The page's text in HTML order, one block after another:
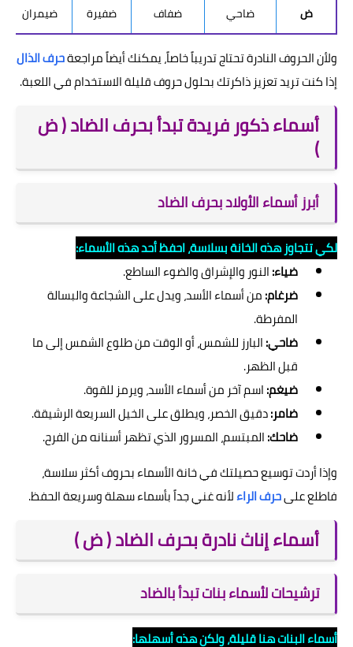
ض
ضاحي ضفاف ضفيرة ضيمران
ولأن الحروف النادرة تحتاج تدريباً خاصاً، يمكنك أيضاً مراجعةحرف الذال
إذا كنت تريد تعزيز ذاكرتك بحلول حروف قليلة الاستخدام في اللعبة.
أسماء ذكور فريدة تبدأ بحرف الضاد ( ض
)
أبرز أسماء الأولاد بحرف الضاد
لكي تتجاوز هذه الخانة بسلاسة، احفظ أحد هذه الأسماء:
ضياء:النور والإشراق والضوء الساطع.
ضرغام:من أسماء الأسد، ويدل على الشجاعة والبسالة
المفرطة.
ضاحي:البارز للشمس، أو الوقت من طلوع الشمس إلى ما
قبل الظهر.
ضيغم:اسم آخر من أسماء الأسد، ويرمز للقوة.
ضامر:دقيق الخصر، ويطلق على الخيل السريعة الرشيقة.
ضاحك:المبتسم، المسرور الذي تظهر أسنانه من الفرح.
وإذا أردت توسيع حصيلتك في خانة الأسماء بحروف أكثر سلاسة،
فاطلع علىحرف الراءلأنه غني جداً بأسماء سهلة وسريعة الحفظ.
أسماء إناث نادرة بحرف الضاد ( ض )
ترشيحات لأسماء بنات تبدأ بالضاد
أسماء البنات هنا قليلة، ولكن هذه أسهلها: